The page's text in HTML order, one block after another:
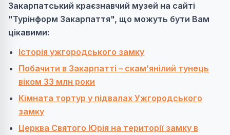
Закарпатський краєзнавчий музей на сайті
"Турінформ Закарпаття", що можуть бути Вам
цікавими:
Історія ужгородського замку
Побачити в Закарпатті – скам’янілий тунець
віком 33 млн роки
Кімната тортур у підвалах Ужгородського
замку
Церква Святого Юрія на території замку в